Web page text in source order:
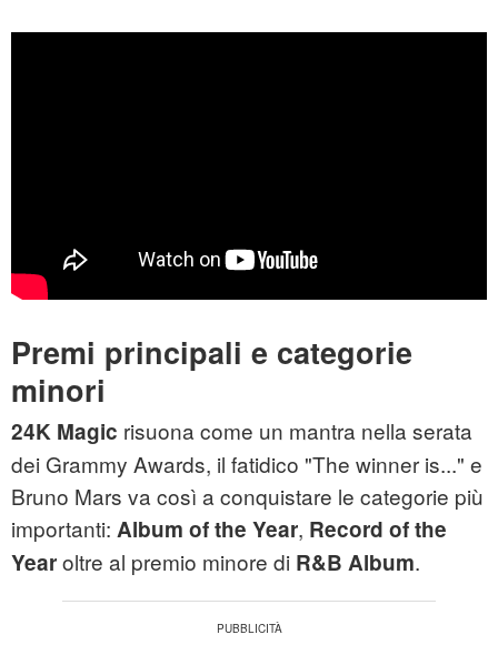
Premi principali e categorie
minori
24K Magic risuona come un mantra nella serata
dei Grammy Awards, il fatidico "The winner is..." e
Bruno Mars va così a conquistare le categorie più
importanti: Album of the Year, Record of the
Yearoltre al premio minore di R&B Album.